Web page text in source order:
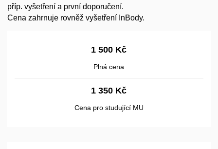
příp. vyšetření a první doporučení.
Cena zahrnuje rovněž vyšetření InBody.
1 500 Kč
Plná cena
1 350 Kč
Cena pro studující MU